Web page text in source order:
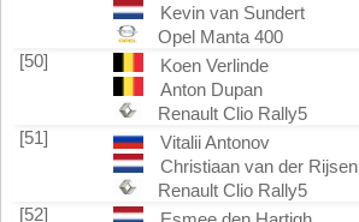
Kevin van Sundert
Opel Manta 400
[50]
Koen Verlinde
Anton Dupan
Renault Clio Rally5
[51]
Vitalii Antonov
Christiaan van der Rijsen
Renault Clio Rally5
[52]